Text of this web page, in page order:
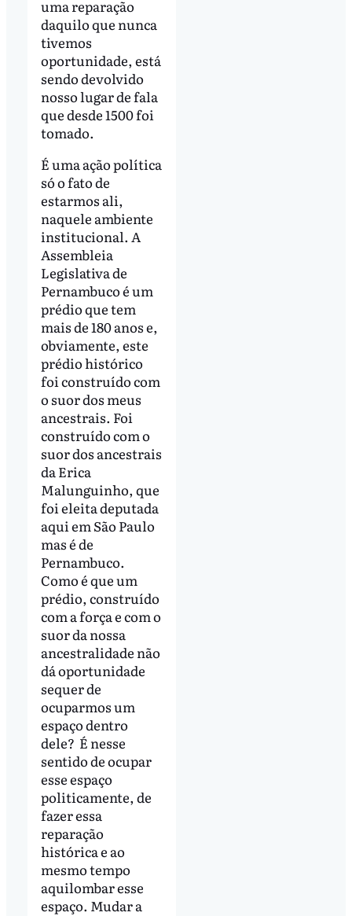
uma reparação
daquilo que nunca
tivemos
oportunidade, está
sendo devolvido
nosso lugar de fala
que desde 1500 foi
tomado.
É uma ação política
só o fato de
estarmos ali,
naquele ambiente
institucional. A
Assembleia
Legislativa de
Pernambuco é um
prédio que tem
mais de 180 anos e,
obviamente, este
prédio histórico
foi construído com
o suor dos meus
ancestrais. Foi
construído com o
suor dos ancestrais
da Erica
Malunguinho, que
foi eleita deputada
aqui em São Paulo
mas é de
Pernambuco.
Como é que um
prédio, construído
com a força e com o
suor da nossa
ancestralidade não
dá oportunidade
sequer de
ocuparmos um
espaço dentro
dele? É nesse
sentido de ocupar
esse espaço
politicamente, de
fazer essa
reparação
histórica e ao
mesmo tempo
aquilombar esse
espaço. Mudar a